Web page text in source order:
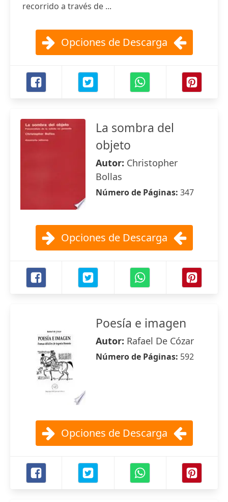
recorrido a través de ...
Opciones de Descarga
La sombra del
objeto
Autor: Christopher
Bollas
Número de Páginas: 347
Opciones de Descarga
Poesía e imagen
Autor: Rafael De Cózar
Número de Páginas: 592
Opciones de Descarga